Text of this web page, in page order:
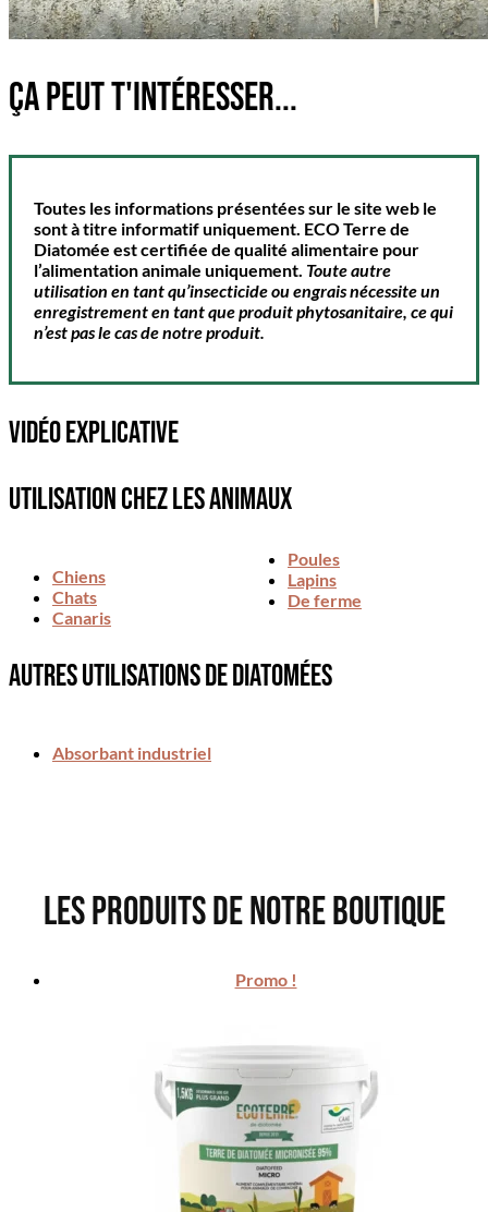
ça peut t'intéresser...
Toutes les informations présentées sur le site web le
sont à titre informatif uniquement. ECO Terre de
Diatomée est certifiée de qualité alimentaire pour
l’alimentation animale uniquement. Toute autre
utilisation en tant qu’insecticide ou engrais nécessite un
enregistrement en tant que produit phytosanitaire, ce qui
n’est pas le cas de notre produit.
VIDÉO EXPLICATIVE
utilisation chez les animaux
Chiens
Chats
Canaris
Poules
Lapins
De ferme
autres utilisations de diatomées
Absorbant industriel
Les produits de notre boutique
Promo !